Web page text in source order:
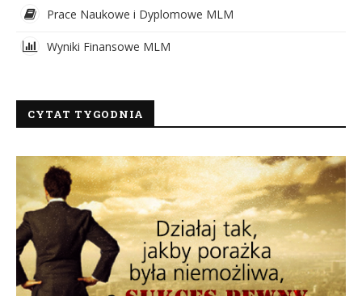
Prace Naukowe i Dyplomowe MLM
Wyniki Finansowe MLM
CYTAT TYGODNIA